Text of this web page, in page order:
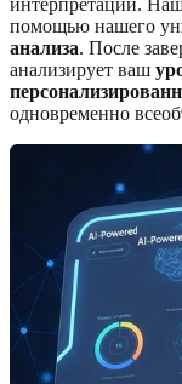
интерпретации.
помощью нашего
анализа. После
анализирует ваш
одновременно